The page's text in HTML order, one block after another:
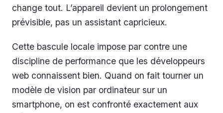
change tout. L’appareil devient un prolongement
prévisible, pas un assistant capricieux.
Cette bascule locale impose par contre une
discipline de performance que les développeurs
web connaissent bien. Quand on fait tourner un
modèle de vision par ordinateur sur un
smartphone, on est confronté exactement aux